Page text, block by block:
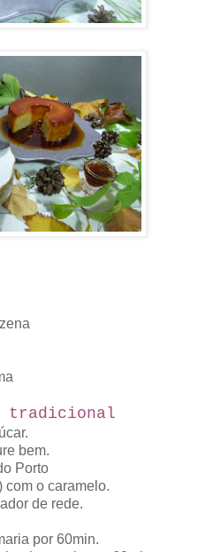
tradicional
bem.
Porto
com o caramelo.
de rede.
por 60min.